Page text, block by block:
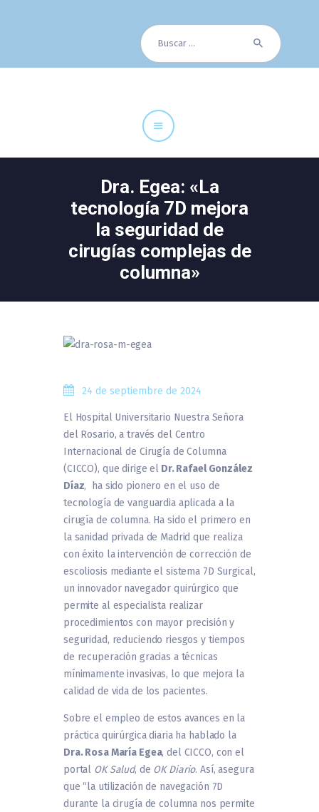
Buscar:
Dra. Egea: «La
tecnología 7D mejora
la seguridad de
cirugías complejas de
columna»
Cuadro Médico
Especialidades
24 de septiembre de 2024
El Hospital Universitario Nuestra Señora
del Rosario, a través del Centro
Internacional de Cirugía de Columna
(CICCO), que dirige el Dr. Rafael González
Díaz, ha sido pionero en el uso de
tecnología de vanguardia aplicada a la
cirugía de columna. Ha sido el primero en
la sanidad privada de Madrid que realiza
con éxito la intervención de corrección de
escoliosis mediante el sistema 7D Surgical,
un innovador navegador quirúrgico que
permite al especialista realizar
procedimientos con mayor precisión y
seguridad, reduciendo riesgos y tiempos
de recuperación gracias a técnicas
mínimamente invasivas, lo que mejora la
calidad de vida de los pacientes.
Sobre el empleo de estos avances en la
práctica quirúrgica diaria ha hablado la
Dra. Rosa María Egea, del CICCO, con el
portal OK Salud, de OK Diario. Así, asegura
que “la utilización de navegación 7D
durante la cirugía de columna nos permite